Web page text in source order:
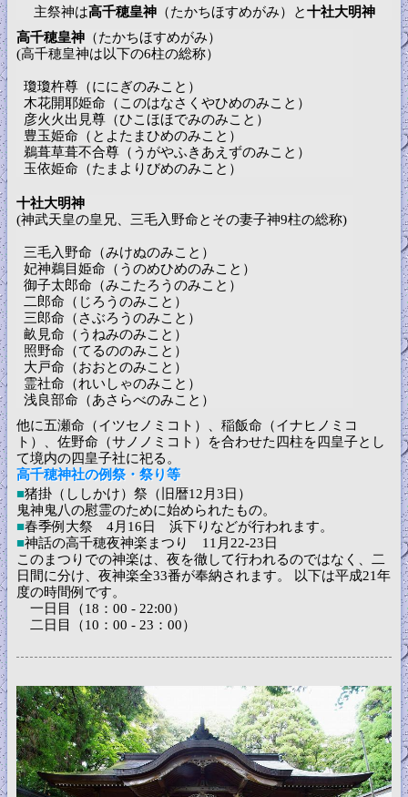
主祭神は高千穂皇神（たかちほすめがみ）と十社大明神
高千穂皇神 （たかちほすめがみ）
(高千穂皇神は以下の6柱の総称）
瓊瓊杵尊（ににぎのみこと）
木花開耶姫命（このはなさくやひめのみこと）
彦火火出見尊（ひこほほでみのみこと）
豊玉姫命（とよたまひめのみこと）
鵜葺草葺不合尊（うがやふきあえずのみこと）
玉依姫命（たまよりびめのみこと）
十社大明神
(神武天皇の皇兄、三毛入野命とその妻子神9柱の総称)
三毛入野命（みけぬのみこと）
妃神鵜目姫命（うのめひめのみこと）
御子太郎命（みこたろうのみこと）
二郎命（じろうのみこと）
三郎命（さぶろうのみこと）
畝見命（うねみのみこと）
照野命（てるののみこと）
大戸命（おおとのみこと）
霊社命（れいしゃのみこと）
浅良部命（あさらべのみこと）
他に五瀬命（イツセノミコト）、稲飯命（イナヒノミコ
ト）、佐野命（サノノミコト）を合わせた四柱を四皇子とし
て境内の四皇子社に祀る。
高千穂神社の例祭・祭り等
■猪掛（ししかけ）祭（旧暦12月3日）
鬼神鬼八の慰霊のために始められたもの。
■春季例大祭 4月16日 浜下りなどが行われます。
■神話の高千穂夜神楽まつり 11月22-23日
このまつりでの神楽は、夜を徹して行われるのではなく、二
日間に分け、夜神楽全33番が奉納されます。 以下は平成21年
度の時間例です。
一日目（18：00 - 22:00）
二日目（10：00 - 23：00）